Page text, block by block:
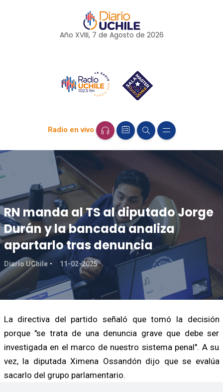
Año XVIII, 7 de Agosto de 2026
Radio en vivo
RN manda al TS al diputado Jorge
Durán y la bancada analiza
apartarlo tras denuncia
Diario UChile 11-02-2025
La directiva del partido señaló que tomó la decisión
porque "se trata de una denuncia grave que debe ser
investigada en el marco de nuestro sistema penal". A su
vez, la diputada Ximena Ossandón dijo que se evalúa
sacarlo del grupo parlamentario.